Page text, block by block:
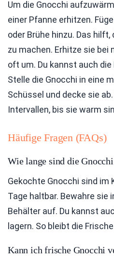
Um die Gnocchi
einer Pfanne erhitzen.
oder Brühe hinzu. Das
zu machen. Erhitze sie bei
oft um. Du kannst auch
Stelle die Gnocchi in eine
Schüssel und decke sie
Intervallen, bis sie warm
Häufige Fragen (FAQs)
Wie lange sind die
Gekochte Gnocchi sind im
Tage haltbar. Bewahre sie
Behälter auf. Du kannst
lagern. So bleibt die
Kann ich frische Gnocchi